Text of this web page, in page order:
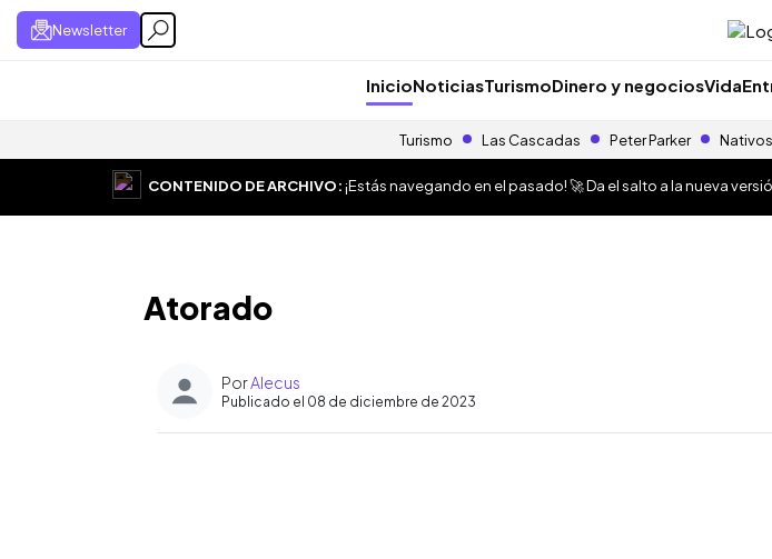
Newsletter
InicioNoticiasTurismoDinero y negociosVida
Turismo Las Cascadas Peter Parker Nativos
CONTENIDO DE ARCHIVO:¡Estás navegando en el pasado! 🚀 Da el salto a la nueva
Atorado
PorAlecus
Publicado el 08 de diciembre de 2023